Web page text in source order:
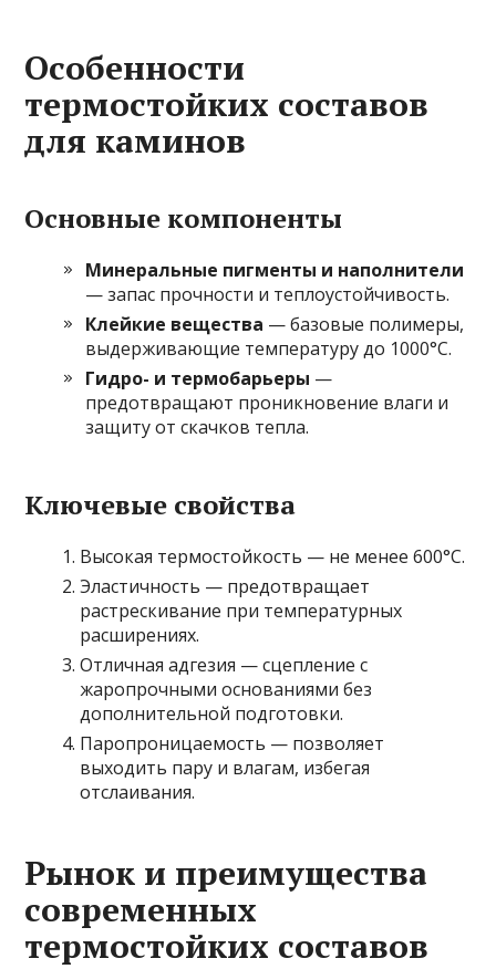
Особенности
термостойких составов
для каминов
Основные компоненты
Минеральные пигменты и наполнители
— запас прочности и теплоустойчивость.
Клейкие вещества — базовые полимеры,
выдерживающие температуру до 1000°C.
Гидро- и термобарьеры —
предотвращают проникновение влаги и
защиту от скачков тепла.
Ключевые свойства
Высокая термостойкость — не менее 600°C.
Эластичность — предотвращает
растрескивание при температурных
расширениях.
Отличная адгезия — сцепление с
жаропрочными основаниями без
дополнительной подготовки.
Паропроницаемость — позволяет
выходить пару и влагам, избегая
отслаивания.
Рынок и преимущества
современных
термостойких составов